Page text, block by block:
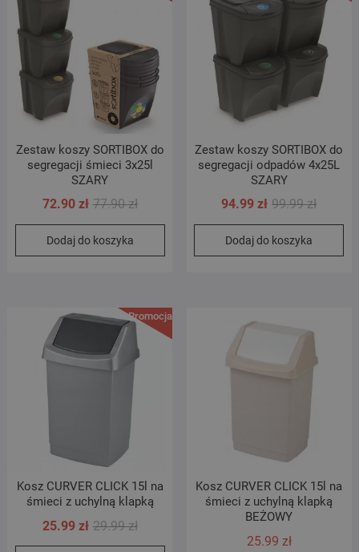
Zestaw koszy SORTIBOX do
segregacji śmieci 3x25l
SZARY
77.90złPierwotna
cena
77.90 zł.
72.90 zł
Aktualna
cena
72.90 zł.
Dodaj do koszyka
Zestaw koszy SORTIBOX do
segregacji odpadów 4x25L
SZARY
99.99zł
cena
99.99
94.99zł
cena
94.99
Dodaj do koszyka
Promocja!
Kosz CURVER CLICK 15l na
śmieci z uchylną klapką
29.99złPierwotna
cena
25.99 zł
Aktualna
cena
Kosz CURVER CLICK 15l na
śmieci z uchylną klapką
BEŻOWY
25.99 zł